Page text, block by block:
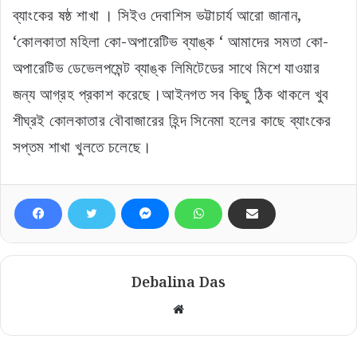
ব্যাংকের ষষ্ঠ শাখা । সিইও দেবাশিস ভট্টাচার্য আরো জানান,
‘কোলকাতা মহিলা কো-অপারেটিভ ব্যাঙ্ক ‘ আমাদের সমতা কো-
অপারেটিভ ডেভেলপমেন্ট ব্যাঙ্ক লিমিটেডের সাথে মিশে যাওয়ার
জন্য আগ্রহ প্রকাশ করেছে।আইনগত সব কিছু ঠিক থাকলে খুব
শীঘ্রই কোলকাতার বৌবাজারের হিন্দ সিনেমা হলের কাছে ব্যাংকের
সপ্তম শাখা খুলতে চলেছে।
Debalina Das
Website